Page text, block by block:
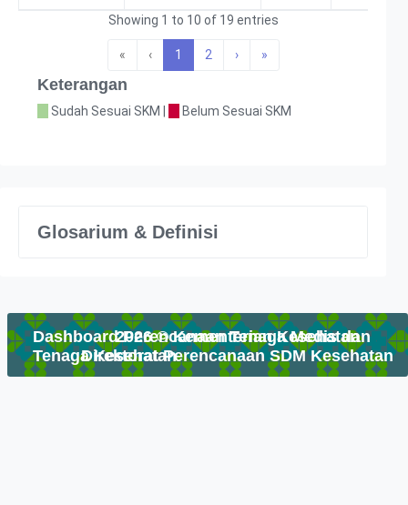
Showing 1 to 10 of 19 entries
« ‹ 1 2 › »
Keterangan
Sudah Sesuai SKM | Belum Sesuai SKM
Glosarium & Definisi
2026 © Kementerian Kesehatan
Direktorat Perencanaan SDM Kesehatan
Dashboard Perencanaan Tenaga Medis dan
Tenaga Kesehatan